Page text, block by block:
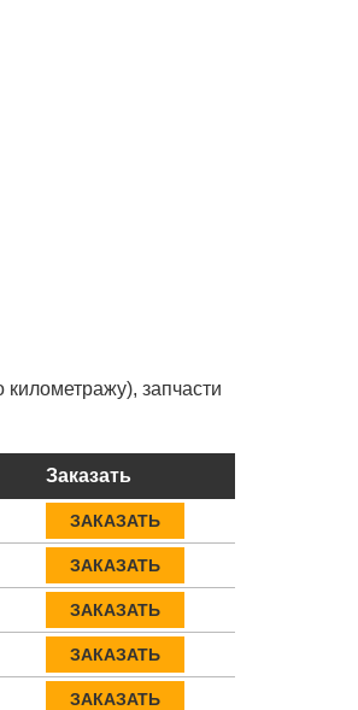
запчасти
Заказать
ЗАКАЗАТЬ
ЗАКАЗАТЬ
ЗАКАЗАТЬ
ЗАКАЗАТЬ
ЗАКАЗАТЬ